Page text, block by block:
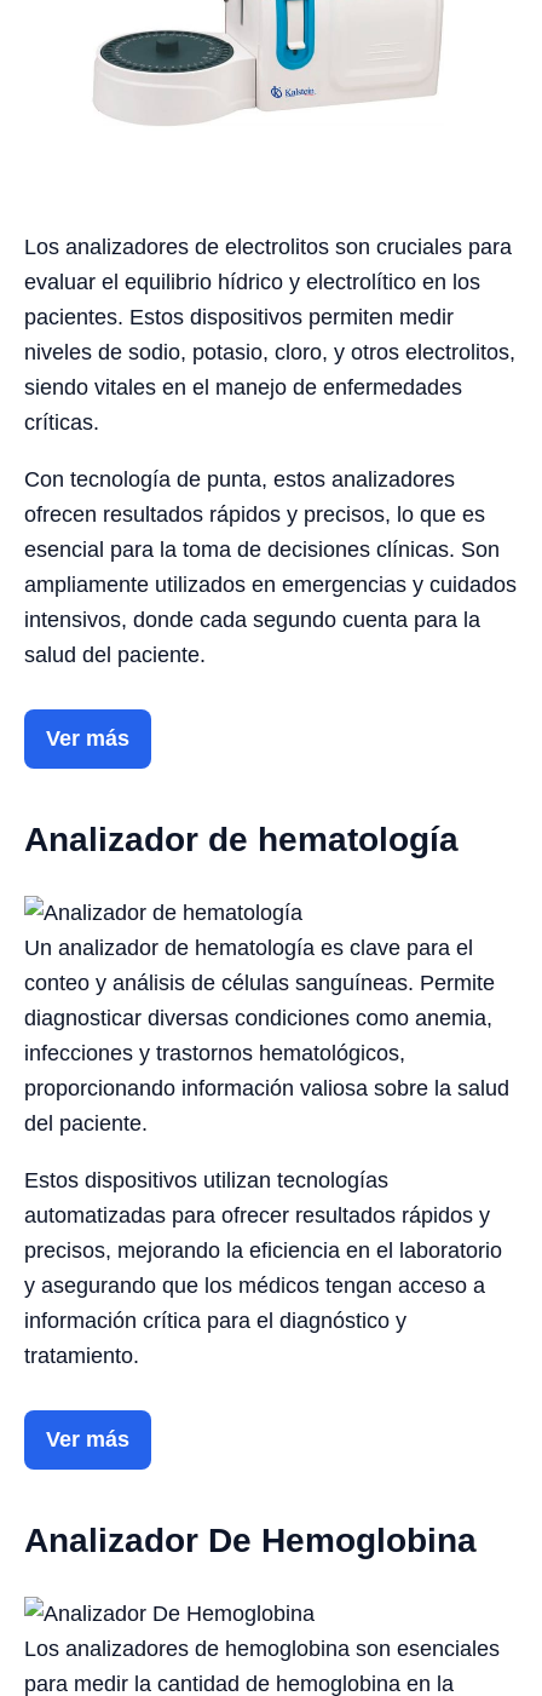
Los analizadores de electrolitos son cruciales para
evaluar el equilibrio hídrico y electrolítico en los
pacientes. Estos dispositivos permiten medir
niveles de sodio, potasio, cloro, y otros electrolitos,
siendo vitales en el manejo de enfermedades
críticas.
Con tecnología de punta, estos analizadores
ofrecen resultados rápidos y precisos, lo que es
esencial para la toma de decisiones clínicas. Son
ampliamente utilizados en emergencias y cuidados
intensivos, donde cada segundo cuenta para la
salud del paciente.
Ver más
Analizador de hematología
Un analizador de hematología es clave para el
conteo y análisis de células sanguíneas. Permite
diagnosticar diversas condiciones como anemia,
infecciones y trastornos hematológicos,
proporcionando información valiosa sobre la salud
del paciente.
Estos dispositivos utilizan tecnologías
automatizadas para ofrecer resultados rápidos y
precisos, mejorando la eficiencia en el laboratorio
y asegurando que los médicos tengan acceso a
información crítica para el diagnóstico y
tratamiento.
Ver más
Analizador De Hemoglobina
Los analizadores de hemoglobina son esenciales
para medir la cantidad de hemoglobina en la